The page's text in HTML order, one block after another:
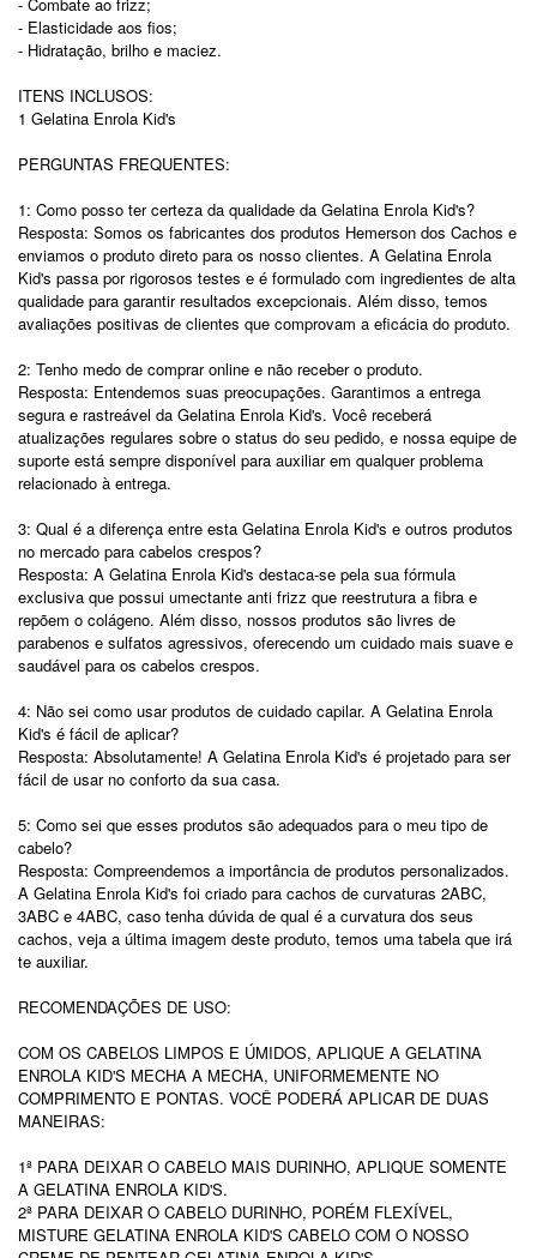
- Elasticidade aos fios;
- Hidratação, brilho e maciez.
ITENS INCLUSOS:
1 Gelatina Enrola Kid's
PERGUNTAS FREQUENTES:
1: Como posso ter certeza da qualidade da Gelatina Enrola Kid's?
Resposta: Somos os fabricantes dos produtos Hemerson dos Cachos e
enviamos o produto direto para os nosso clientes. A Gelatina Enrola
Kid's passa por rigorosos testes e é formulado com ingredientes de alta
qualidade para garantir resultados excepcionais. Além disso, temos
avaliações positivas de clientes que comprovam a eficácia do produto.
2: Tenho medo de comprar online e não receber o produto.
Resposta: Entendemos suas preocupações. Garantimos a entrega
segura e rastreável da Gelatina Enrola Kid's. Você receberá
atualizações regulares sobre o status do seu pedido, e nossa equipe de
suporte está sempre disponível para auxiliar em qualquer problema
relacionado à entrega.
3: Qual é a diferença entre esta Gelatina Enrola Kid's e outros produtos
no mercado para cabelos crespos?
Resposta: A Gelatina Enrola Kid's destaca-se pela sua fórmula
exclusiva que possui umectante anti frizz que reestrutura a fibra e
repõem o colágeno. Além disso, nossos produtos são livres de
parabenos e sulfatos agressivos, oferecendo um cuidado mais suave e
saudável para os cabelos crespos.
4: Não sei como usar produtos de cuidado capilar. A Gelatina Enrola
Kid's é fácil de aplicar?
Resposta: Absolutamente! A Gelatina Enrola Kid's é projetado para ser
fácil de usar no conforto da sua casa.
5: Como sei que esses produtos são adequados para o meu tipo de
cabelo?
Resposta: Compreendemos a importância de produtos personalizados.
A Gelatina Enrola Kid's foi criado para cachos de curvaturas 2ABC,
3ABC e 4ABC, caso tenha dúvida de qual é a curvatura dos seus
cachos, veja a última imagem deste produto, temos uma tabela que irá
te auxiliar.
RECOMENDAÇÕES DE USO:
COM OS CABELOS LIMPOS E ÚMIDOS, APLIQUE A GELATINA
ENROLA KID'S MECHA A MECHA, UNIFORMEMENTE NO
COMPRIMENTO E PONTAS. VOCÊ PODERÁ APLICAR DE DUAS
MANEIRAS:
1ª PARA DEIXAR O CABELO MAIS DURINHO, APLIQUE SOMENTE
A GELATINA ENROLA KID'S.
2ª PARA DEIXAR O CABELO DURINHO, PORÉM FLEXÍVEL,
MISTURE GELATINA ENROLA KID'S CABELO COM O NOSSO